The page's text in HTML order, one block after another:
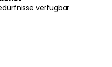
verfügbar